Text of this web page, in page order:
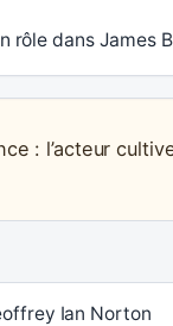
rôle dans James
: l’acteur
Ian Norton